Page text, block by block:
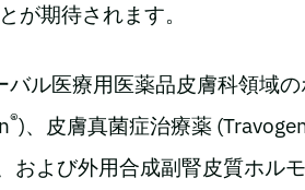
が期待されます。
バル医療用医薬品皮膚科領域
®)、皮膚真菌症治療薬
および外用合成副腎皮質ホル